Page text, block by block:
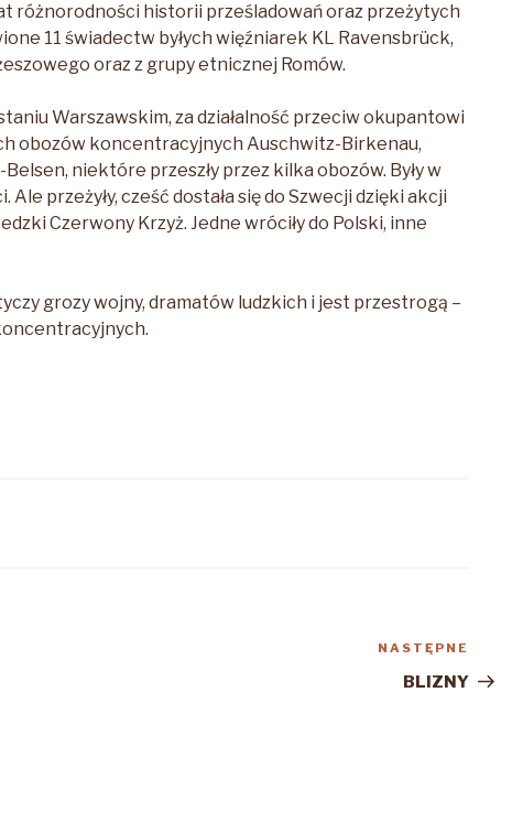
różnorodności historii prześladowań oraz przeżytych
11 świadectw byłych więźniarek KL Ravensbrück,
oraz z grupy etnicznej Romów.
Warszawskim, za działalność przeciw okupantowi
obozów koncentracyjnych Auschwitz-Birkenau,
niektóre przeszły przez kilka obozów. Były w
przeżyły, cześć dostała się do Szwecji dzięki akcji
Czerwony Krzyż. Jedne wróciły do Polski, inne
grozy wojny, dramatów ludzkich i jest przestrogą –
wpis
NASTĘPNE
BLIZNY